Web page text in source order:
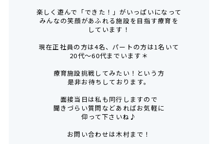
楽しく遊んで「できた！」がいっぱいになって
みんなの笑顔があふれる施設を目指す療育を
しています！
現在正社員の方は4名、パートの方は1名いて
20代～60代までいます＊
療育施設挑戦してみたい！という方
是非お待ちしております。
面接当日は私も同行しますので
聞きづらい質問などあればお気軽に
仰って下さいね♪
お問い合わせは木村まで！